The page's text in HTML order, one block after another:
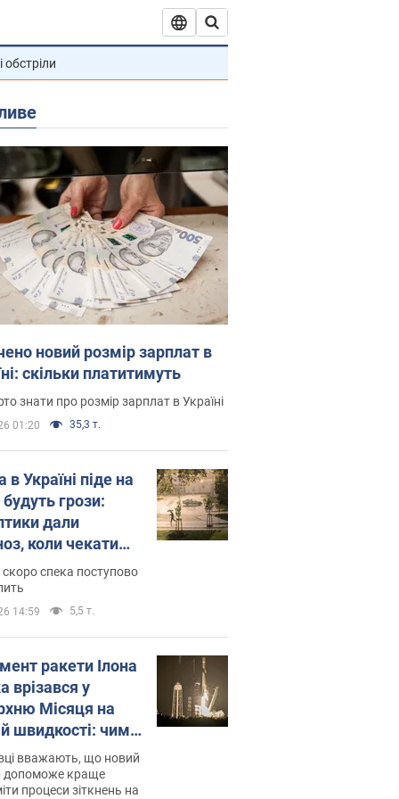
обстріли
новий розмір зарплат в
скільки платитимуть
знати про розмір зарплат в Україні
01:20 35,3 т.
в Україні піде на
грози:
дали
коли чекати
погоди
скоро спека поступово
14:59 5,5 т.
ракети Ілона
врізався у
Місяця на
швидкості: чим
вважають, що новий
допоможе краще
процеси зіткнень на